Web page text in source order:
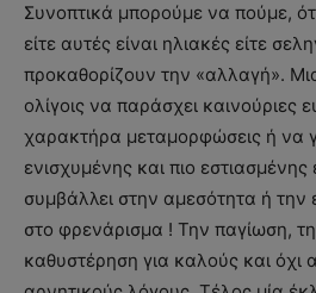
Συνοπτικά μπορούμε να πούμε,
είτε αυτές είναι ηλιακές είτε
προκαθορίζουν την «αλλαγή».
ολίγοις να παράσχει καινούριες
χαρακτήρα μεταμορφώσεις ή να
ενισχυμένης και πιο
συμβάλλει στην αμεσότητα ή την
στο φρενάρισμα ! Την παγίωση,
καθυστέρηση για καλούς και όχι